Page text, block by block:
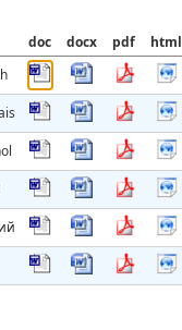
doc docx pdf html